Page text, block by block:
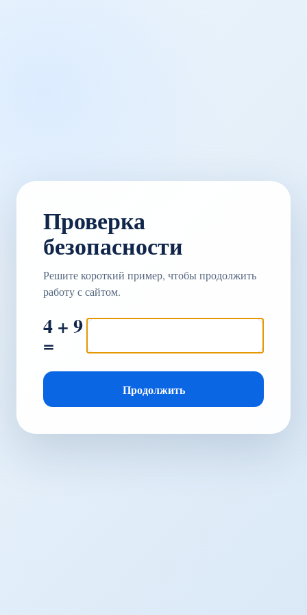
Проверка
безопасности
Решите короткий пример, чтобы продолжить
работу с сайтом.
4 + 9
=
Продолжить